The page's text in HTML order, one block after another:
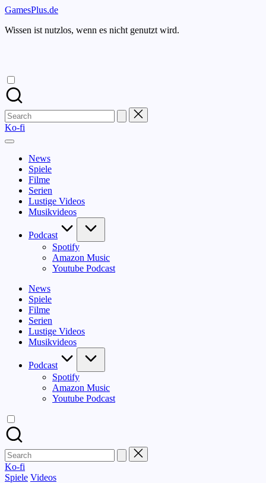
Skip
content
GamesPlus.de
Wissen ist nutzlos, wenn es nicht genutzt wird.
Search
for:
Ko-fi
News
Spiele
Filme
Serien
Lustige Videos
Musikvideos
Podcast
Spotify
Amazon Music
Youtube Podcast
News
Spiele
Filme
Serien
Lustige Videos
Musikvideos
Podcast
Spotify
Amazon Music
Youtube Podcast
Search
for:
Ko-fi
Posted
Spiele Videos